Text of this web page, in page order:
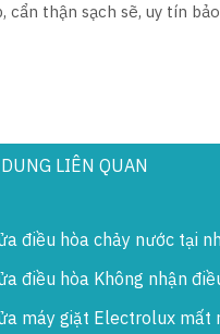
cẩn thận sạch sẽ, uy tín bảo
LIÊN QUAN
điều hòa chảy nước tại
điều hòa Không nhận
máy giặt Electrolux mất